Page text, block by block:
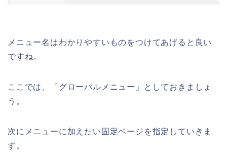
メニュー名はわかりやすいものをつけてあげると良い
ですね。
ここでは、「グローバルメニュー」としておきましょ
う。
次にメニューに加えたい固定ページを指定していきま
す。